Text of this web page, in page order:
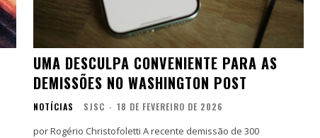
UMA DESCULPA CONVENIENTE PARA AS
DEMISSÕES NO WASHINGTON POST
NOTÍCIAS SJSC - 18 DE FEVEREIRO DE 2026
por Rogério Christofoletti A recente demissão de 300